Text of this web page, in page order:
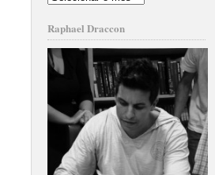
Raphael Draccon